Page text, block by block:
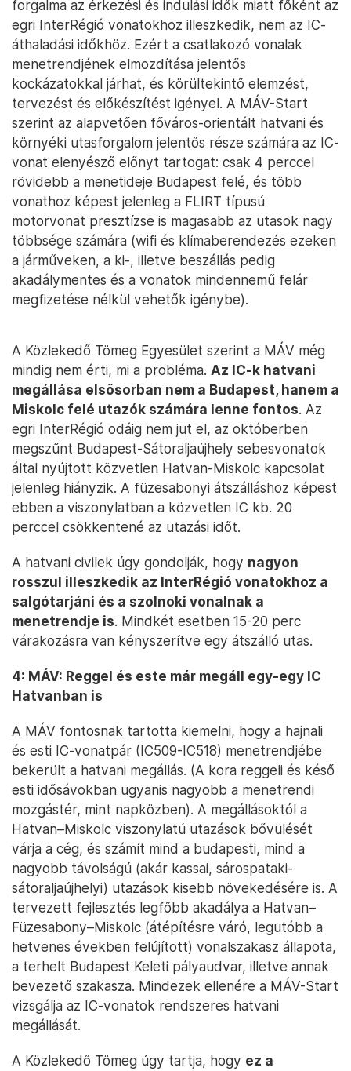
forgalma az érkezési és indulási idők miatt főként az
egri InterRégió vonatokhoz illeszkedik, nem az IC-
áthaladási időkhöz. Ezért a csatlakozó vonalak
menetrendjének elmozdítása jelentős
kockázatokkal járhat, és körültekintő elemzést,
tervezést és előkészítést igényel. A MÁV-Start
szerint az alapvetően főváros-orientált hatvani és
környéki utasforgalom jelentős része számára az IC-
vonat elenyésző előnyt tartogat: csak 4 perccel
rövidebb a menetideje Budapest felé, és több
vonathoz képest jelenleg a FLIRT típusú
motorvonat presztízse is magasabb az utasok nagy
többsége számára (wifi és klímaberendezés ezeken
a járműveken, a ki-, illetve beszállás pedig
akadálymentes és a vonatok mindennemű felár
megfizetése nélkül vehetők igénybe).
A Közlekedő Tömeg Egyesület szerint a MÁV még
mindig nem érti, mi a probléma. Az IC-k hatvani
megállása elsősorban nem a Budapest, hanem a
Miskolc felé utazók számára lenne fontos. Az
egri InterRégió odáig nem jut el, az októberben
megszűnt Budapest-Sátoraljaújhely sebesvonatok
által nyújtott közvetlen Hatvan-Miskolc kapcsolat
jelenleg hiányzik. A füzesabonyi átszálláshoz képest
ebben a viszonylatban a közvetlen IC kb. 20
perccel csökkentené az utazási időt.
A hatvani civilek úgy gondolják, hogy nagyon
rosszul illeszkedik az InterRégió vonatokhoz a
salgótarjáni és a szolnoki vonalnak a
menetrendje is. Mindkét esetben 15-20 perc
várakozásra van kényszerítve egy átszálló utas.
4: MÁV: Reggel és este már megáll egy-egy IC
Hatvanban is
A MÁV fontosnak tartotta kiemelni, hogy a hajnali
és esti IC-vonatpár (IC509-IC518) menetrendjébe
bekerült a hatvani megállás. (A kora reggeli és késő
esti idősávokban ugyanis nagyobb a menetrendi
mozgástér, mint napközben). A megállásoktól a
Hatvan–Miskolc viszonylatú utazások bővülését
várja a cég, és számít mind a budapesti, mind a
nagyobb távolságú (akár kassai, sárospataki-
sátoraljaújhelyi) utazások kisebb növekedésére is. A
tervezett fejlesztés legfőbb akadálya a Hatvan–
Füzesabony–Miskolc (átépítésre váró, legutóbb a
hetvenes években felújított) vonalszakasz állapota,
a terhelt Budapest Keleti pályaudvar, illetve annak
bevezető szakasza. Mindezek ellenére a MÁV-Start
vizsgálja az IC-vonatok rendszeres hatvani
megállását.
A Közlekedő Tömeg úgy tartja, hogy ez a